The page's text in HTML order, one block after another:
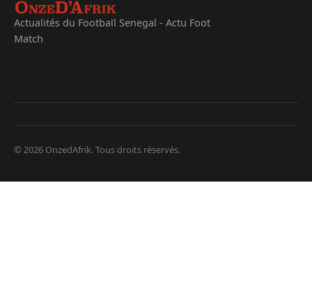
Actualités du Football Senegal - Actu Foot
Match
© 2026 OnzedAfrik. Tous droits réservés.